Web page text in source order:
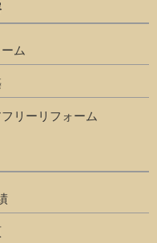
ム
リーリフォーム